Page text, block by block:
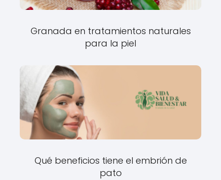
Granada en tratamientos naturales
para la piel
Qué beneficios tiene el embrión de
pato